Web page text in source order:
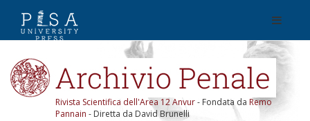
Rivista Scientifica dell'Area 12 Anvur- Fondata da Remo
Pannain - Diretta da David Brunelli